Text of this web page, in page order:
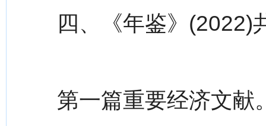
四、《年鉴》(2022)
第一篇重要经济文献